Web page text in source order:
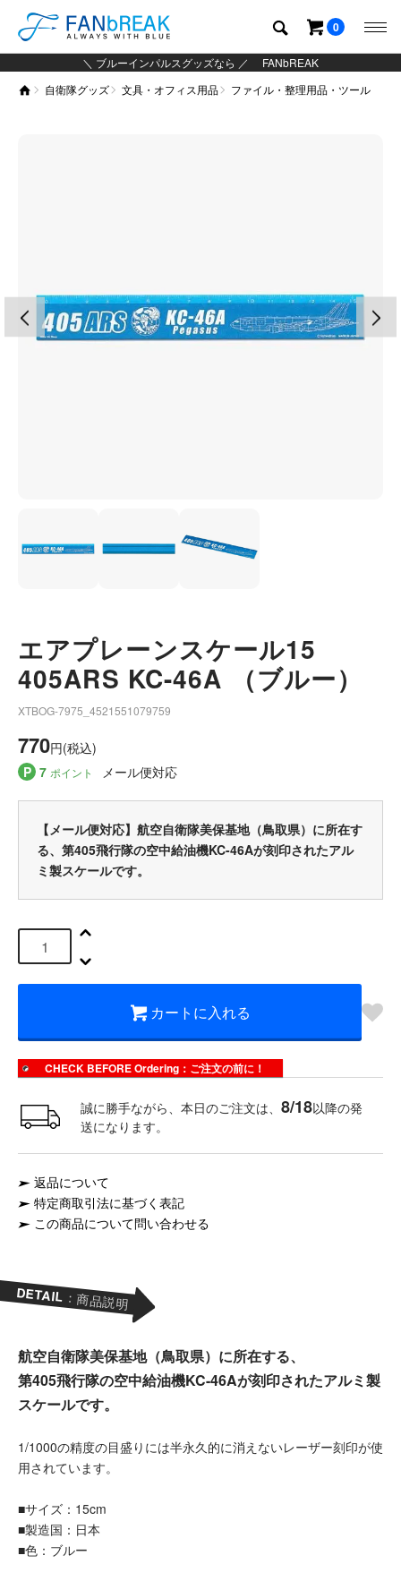
＼ ブルーインパルスグッズなら ／ FANbREAK
0
自衛隊グッズ 文具・オフィス用品 ファイル・整理用品・ツール
エアプレーンスケール15
405ARS KC-46A （ブルー）
XTBOG-7975_4521551079759
770円(税込)
P 7 ポイント メール便対応
【メール便対応】航空自衛隊美保基地（鳥取県）に所在す
る、第405飛行隊の空中給油機KC-46Aが刻印されたアル
ミ製スケールです。
カートに入れる
CHECK BEFORE Ordering：ご注文の前に！
誠に勝手ながら、本日のご注文は、 8/18以降の発
送になります。
返品について
特定商取引法に基づく表記
この商品について問い合わせる
DETAIL：商品説明
航空自衛隊美保基地（鳥取県）に所在する、
第405飛行隊の空中給油機KC-46Aが刻印されたアルミ製
スケールです。
1/1000の精度の目盛りには半永久的に消えないレーザー刻印が使
用されています。
■サイズ：15cm
■製造国：日本
■色：ブルー